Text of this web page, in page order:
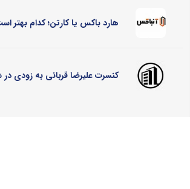
هارد باکس یا کارتن؛ کدام بهتر
کنسرت علیرضا قربانی به زودی در